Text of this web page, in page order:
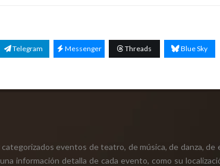
Telegram Messenger Threads Blue Sky
eventos de teatro, de música, de danza, de
información detalla de cada evento, como su